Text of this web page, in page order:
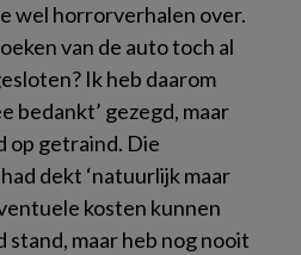
wel horrorverhalen over.
van de auto toch al
Ik heb daarom
bedankt’ gezegd, maar
op getraind. Die
dekt ‘natuurlijk maar
kosten kunnen
stand, maar heb nog nooit